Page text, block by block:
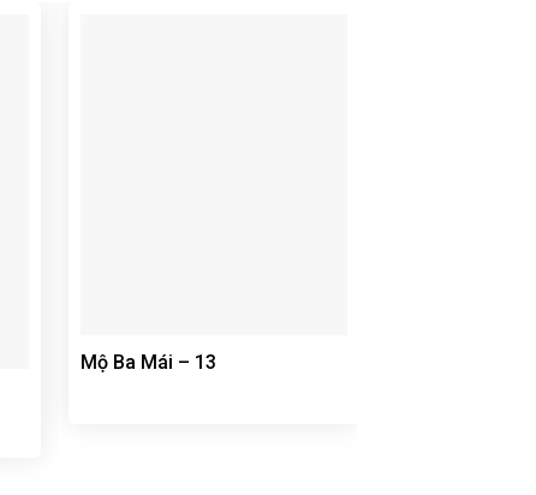
Mộ Ba Mái – 13